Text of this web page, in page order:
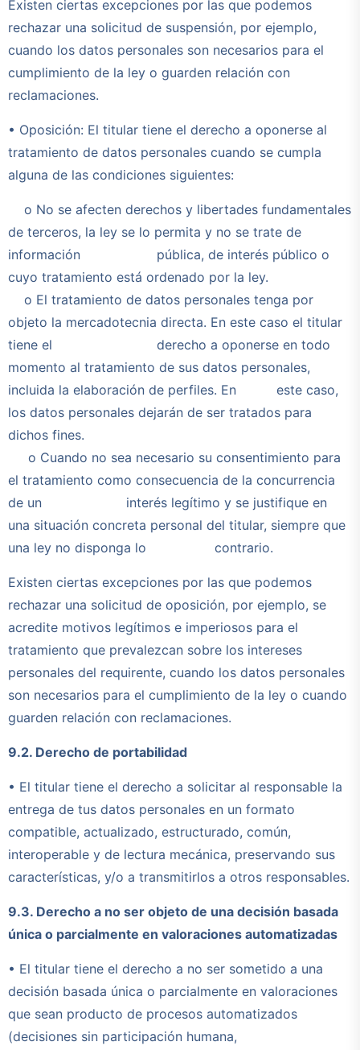
Existen ciertas excepciones por las que podemos
rechazar una solicitud de suspensión, por ejemplo,
cuando los datos personales son necesarios para el
cumplimiento de la ley o guarden relación con
reclamaciones.
• Oposición: El titular tiene el derecho a oponerse al
tratamiento de datos personales cuando se cumpla
alguna de las condiciones siguientes:
o No se afecten derechos y libertades fundamentales
de terceros, la ley se lo permita y no se trate de
información pública, de interés público o
cuyo tratamiento está ordenado por la ley.
o El tratamiento de datos personales tenga por
objeto la mercadotecnia directa. En este caso el titular
tiene el derecho a oponerse en todo
momento al tratamiento de sus datos personales,
incluida la elaboración de perfiles. En este caso,
los datos personales dejarán de ser tratados para
dichos fines.
o Cuando no sea necesario su consentimiento para
el tratamiento como consecuencia de la concurrencia
de un interés legítimo y se justifique en
una situación concreta personal del titular, siempre que
una ley no disponga lo contrario.
Existen ciertas excepciones por las que podemos
rechazar una solicitud de oposición, por ejemplo, se
acredite motivos legítimos e imperiosos para el
tratamiento que prevalezcan sobre los intereses
personales del requirente, cuando los datos personales
son necesarios para el cumplimiento de la ley o cuando
guarden relación con reclamaciones.
9.2. Derecho de portabilidad
• El titular tiene el derecho a solicitar al responsable la
entrega de tus datos personales en un formato
compatible, actualizado, estructurado, común,
interoperable y de lectura mecánica, preservando sus
características, y/o a transmitirlos a otros responsables.
9.3. Derecho a no ser objeto de una decisión basada
única o parcialmente en valoraciones automatizadas
• El titular tiene el derecho a no ser sometido a una
decisión basada única o parcialmente en valoraciones
que sean producto de procesos automatizados
(decisiones sin participación humana,